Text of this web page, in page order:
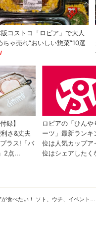
が食べたい！ ソト、ウチ、イベント